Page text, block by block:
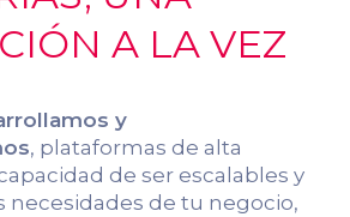
A LA VEZ
y
, plataformas de alta
de ser escalables y
necesidades de tu negocio,